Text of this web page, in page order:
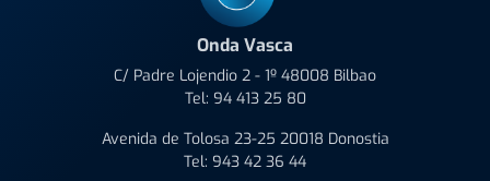
Onda Vasca
C/ Padre Lojendio 2 - 1º 48008 Bilbao
Tel: 94 413 25 80
Avenida de Tolosa 23-25 20018 Donostia
Tel: 943 42 36 44